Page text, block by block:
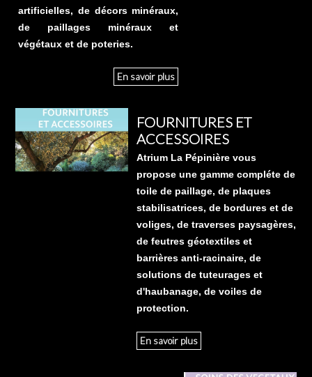
artificielles, de décors minéraux,
de paillages minéraux et
végétaux et de poteries.
En savoir plus
FOURNITURES ET
ACCESSOIRES
Atrium La Pépinière vous
propose une gamme compléte de
toile de paillage, de plaques
stabilisatrices, de bordures et de
voliges, de traverses paysagères,
de feutres géotextiles et
barrières anti-racinaire, de
solutions de tuteurages et
d'haubanage, de voiles de
protection.
En savoir plus